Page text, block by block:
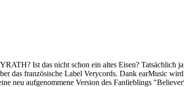
Ist das nicht schon ein altes Eisen? Tatsächlich
das französische Label Verycords. Dank earMusic
neu aufgenommene Version des Fanlieblings